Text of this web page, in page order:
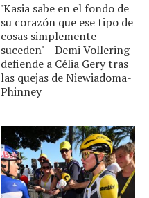
'Kasia sabe en el fondo de
su corazón que ese tipo de
cosas simplemente
suceden' – Demi Vollering
defiende a Célia Gery tras
las quejas de Niewiadoma-
Phinney